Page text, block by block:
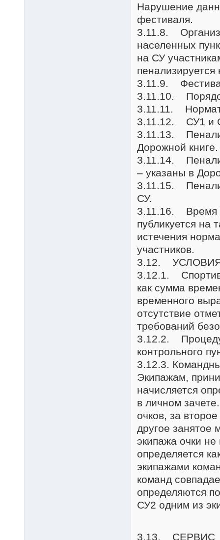
Нарушение
фестиваля.
3.11.8.
населенных
на СУ
пенализируется
3.11.9.
3.11.10.
3.11.11.
3.11.12. СУ1 и
3.11.13.
Дорожной книге.
3.11.14.
– указаны в
3.11.15.
СУ.
3.11.16. Время
публикуется на
истечения
участников.
3.12.
3.12.1.
как сумма
временного
отсутствие
требований
3.12.2.
контрольного
3.12.3.
Экипажам,
начисляется
в личном
очков, за
другое занятое
экипажа очки
определяется
экипажами
команд
определяются
СУ2 одним из
3.13. СЕРВИС